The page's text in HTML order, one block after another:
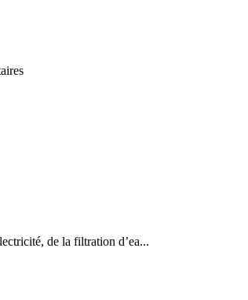
de la filtration d’ea...